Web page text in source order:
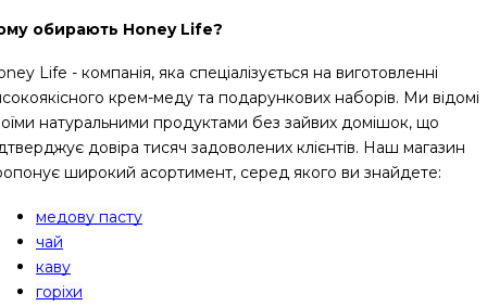
обирають Honey Life?
Life - компанія, яка спеціалізується на виготовленні
крем-меду та подарункових наборів. Ми відомі
натуральними продуктами без зайвих домішок, що
довіра тисяч задоволених клієнтів. Наш магазин
широкий асортимент, серед якого ви знайдете:
медову пасту
чай
каву
горіхи